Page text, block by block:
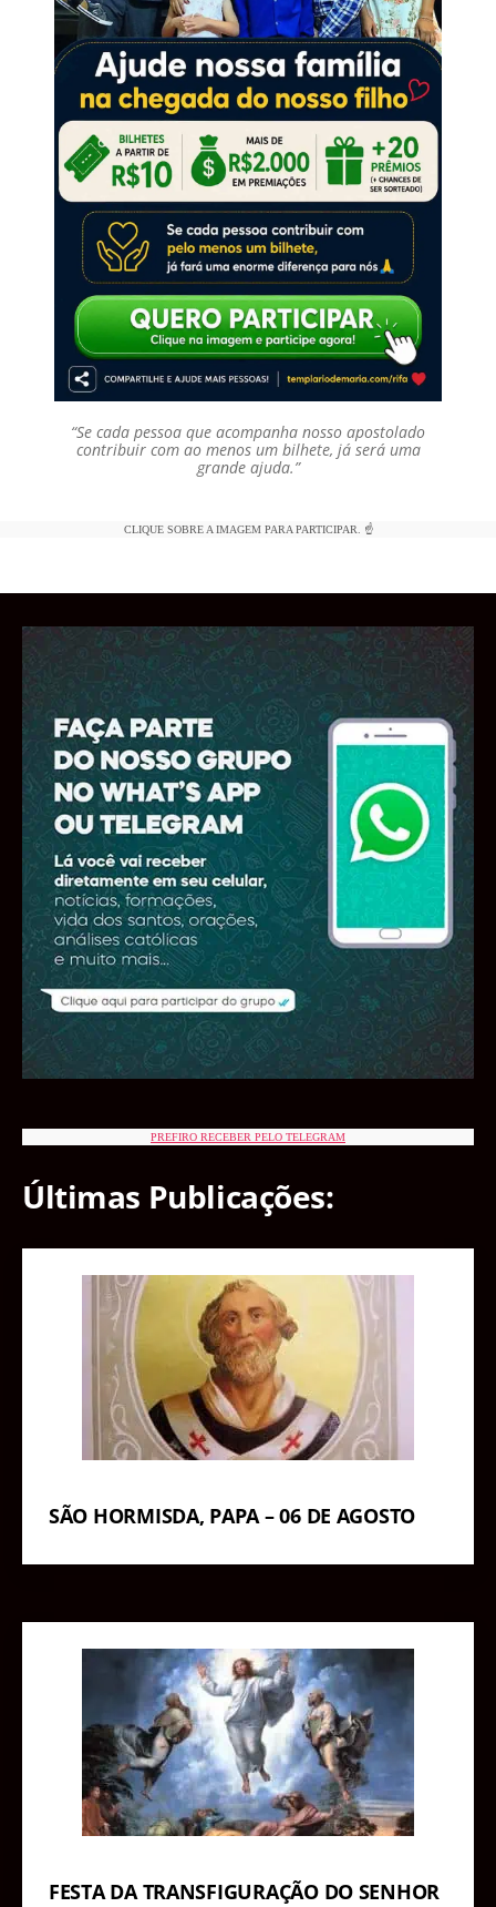
“Se cada pessoa que acompanha nosso apostolado
contribuir com ao menos um bilhete, já será uma
grande ajuda.”
CLIQUE SOBRE A IMAGEM PARA PARTICIPAR. ☝️
PREFIRO RECEBER PELO TELEGRAM
Últimas Publicações:
SÃO HORMISDA, PAPA – 06 DE AGOSTO
FESTA DA TRANSFIGURAÇÃO DO SENHOR